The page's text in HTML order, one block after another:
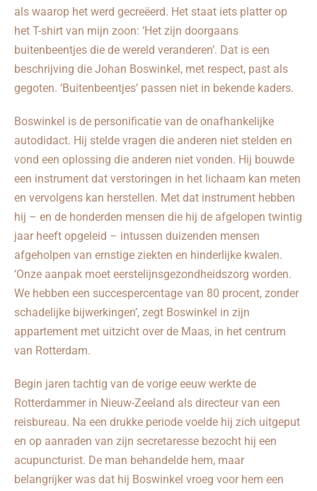
als waarop het werd gecreëerd. Het staat iets platter op
het T-shirt van mijn zoon: ‘Het zijn doorgaans
buitenbeentjes die de wereld veranderen’. Dat is een
beschrijving die Johan Boswinkel, met respect, past als
gegoten. ‘Buitenbeentjes’ passen niet in bekende kaders.
Boswinkel is de personificatie van de onafhankelijke
autodidact. Hij stelde vragen die anderen niet stelden en
vond een oplossing die anderen niet vonden. Hij bouwde
een instrument dat verstoringen in het lichaam kan meten
en vervolgens kan herstellen. Met dat instrument hebben
hij – en de honderden mensen die hij de afgelopen twintig
jaar heeft opgeleid – intussen duizenden mensen
afgeholpen van ernstige ziekten en hinderlijke kwalen.
‘Onze aanpak moet eerstelijnsgezondheidszorg worden.
We hebben een succespercentage van 80 procent, zonder
schadelijke bijwerkingen’, zegt Boswinkel in zijn
appartement met uitzicht over de Maas, in het centrum
van Rotterdam.
Begin jaren tachtig van de vorige eeuw werkte de
Rotterdammer in Nieuw-Zeeland als directeur van een
reisbureau. Na een drukke periode voelde hij zich uitgeput
en op aanraden van zijn secretaresse bezocht hij een
acupuncturist. De man behandelde hem, maar
belangrijker was dat hij Boswinkel vroeg voor hem een